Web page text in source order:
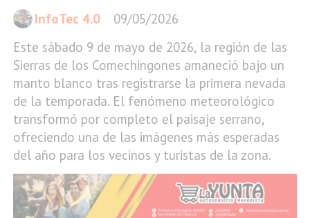
Este sábado 9 de mayo de 2026, la región de las
Sierras de los Comechingones amaneció bajo un
manto blanco tras registrarse la primera nevada
de la temporada. El fenómeno meteorológico
transformó por completo el paisaje serrano,
ofreciendo una de las imágenes más esperadas
del año para los vecinos y turistas de la zona.
09/05/2026
InfoTec 4.0